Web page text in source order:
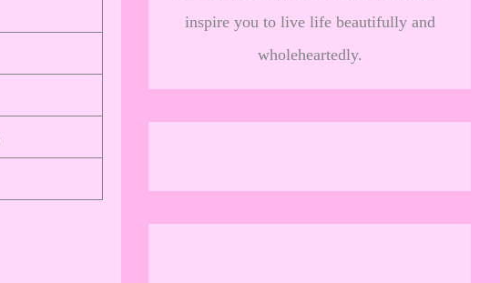
inspire you to live life beautifully and
wholeheartedly.